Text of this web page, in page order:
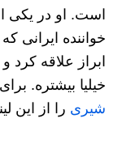
است. او در یکی
خواننده ایرانی
ابراز علاقه
خیلیا بیشتره.
شیری را از این